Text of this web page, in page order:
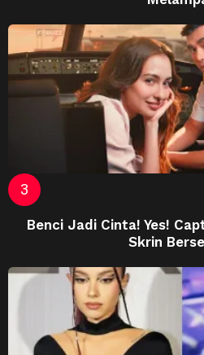
Benci Jadi Cinta! Yes!
Skrin